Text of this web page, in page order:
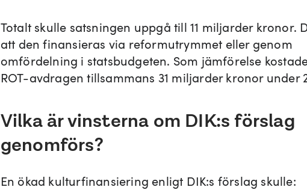
Totalt skulle satsningen uppgå till 11 miljarder kronor.
att den finansieras via reformutrymmet eller genom
omfördelning i statsbudgeten. Som jämförelse
ROT-avdragen tillsammans 31 miljarder kronor under
Vilka är vinsterna om DIK:s förslag
genomförs?
En ökad kulturfinansiering enligt DIK:s förslag skulle: